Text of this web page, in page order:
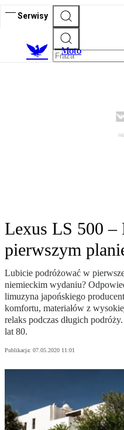
Serwisy
Moto
Lexus LS 500 –
pierwszym
Lubicie podróżować w
niemieckim wydaniu?
limuzyna japońskiego
komfortu, materiałów z
relaks podczas długich
lat 80.
Publikacja: 07.05.2020 11:01